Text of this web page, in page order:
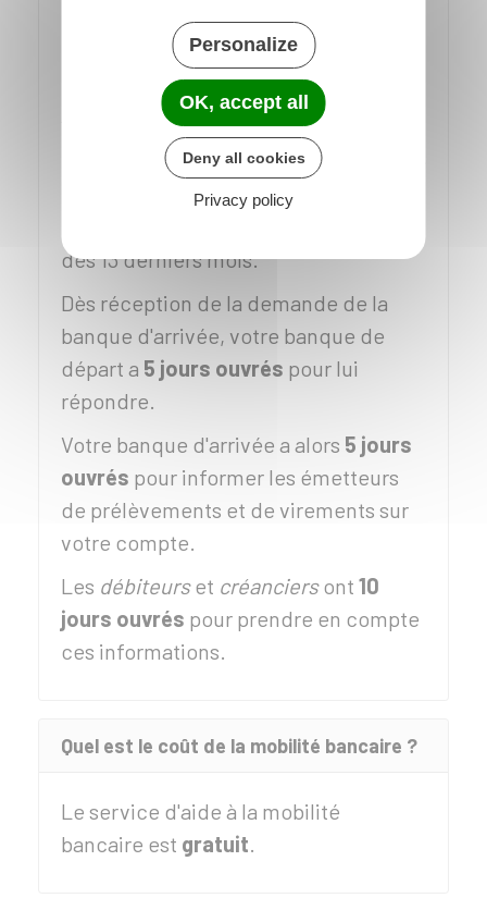
jours ouvréspour faire les
démarches nécessaires à votre
transfert de compte.
Votre banque d'arrivée a2 jours
pour demander à votre banque
de départ les informations relatives à
des 13 derniers mois.
Dès réception de la demande de la
banque d'arrivée, votre banque de
départ a 5 jours ouvrés pour lui
répondre.
Votre banque d'arrivée a alors 5 jours
ouvrés pour informer les émetteurs
de prélèvements et de virements sur
votre compte.
Les débiteurset créanciersont 10
jours ouvrés pour prendre en compte
ces informations.
Quel est le coût de la mobilité bancaire ?
Le service d'aide à la mobilité
bancaire est gratuit.
Personalize
OK, accept all
Deny all cookies
Privacy policy